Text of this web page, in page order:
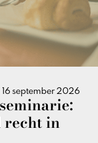
16 september 2026
recht in